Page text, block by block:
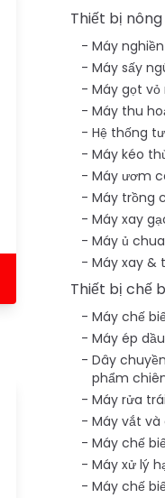
Thiết bị
Máy
Máy sấy
Máy gọt
Máy thu
Hệ thống
Máy kéo
Máy ươm
Máy trồng
Máy xay
Máy ủ chua
Máy xay &
Thiết bị chế
Máy chế
Máy ép
Dây
phẩm
Máy rửa
Máy vắt
Máy chế
Máy xử lý
Máy chế